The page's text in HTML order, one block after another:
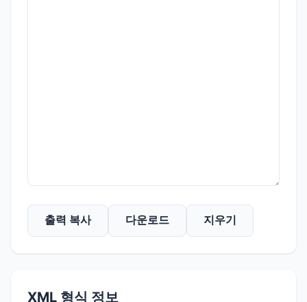
출력 복사 다운로드 지우기
XML 형식 정보